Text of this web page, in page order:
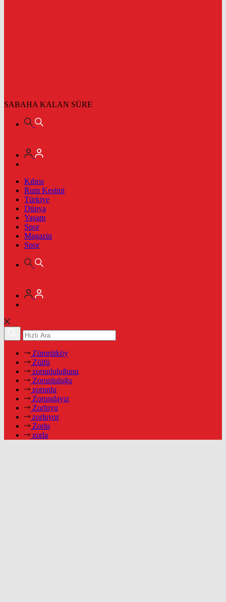
SABAHA KALAN SÜRE
Kıbrıs
Rum Kesimi
Türkiye
Dünya
Yaşam
Spor
Magazin
Spor
Zümrütköy
Zülfü
zorunluluğunu
Zorunluluğu
zorunlu
Zorundayız
Zorluyu
zorluyor
Zorlu
zorla